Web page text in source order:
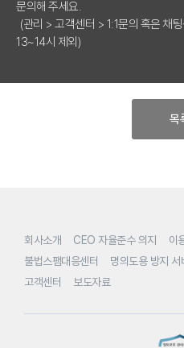
문의해 주세요.
(관리 > 고객센터 > 1:1문의 혹은 채
13~14시 제외)
목
회사소개 CEO 자율준수 의지 이
불법스팸대응센터
명의도용 방지 서
고객센터
보도자료